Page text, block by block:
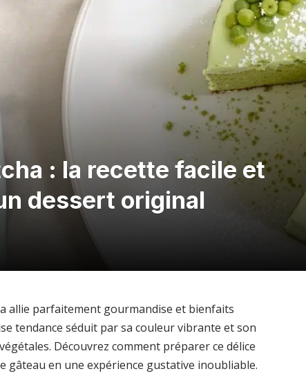
: la recette facile et
dessert original
allie parfaitement gourmandise et bienfaits
tendance séduit par sa couleur vibrante et son
Découvrez comment préparer ce délice
en une expérience gustative inoubliable.